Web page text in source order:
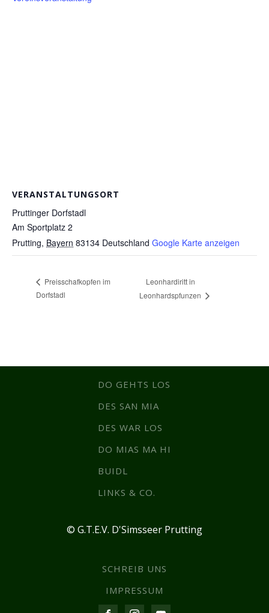
VERANSTALTUNGSORT
Pruttinger Dorfstadl
Am Sportplatz 2
Prutting, Bayern 83134 Deutschland Google Karte anzeigen
Preisschafkopfen im
Dorfstadl
Leonhardiritt in
Leonhardspfunzen
DO GEHTS LOS
DES SAN MIA
DES WAR LOS
DO MIAS MA HI
BUIDL
LINKS & CO.
© G.T.E.V. D'Simsseer Prutting
SCHREIB UNS
IMPRESSUM